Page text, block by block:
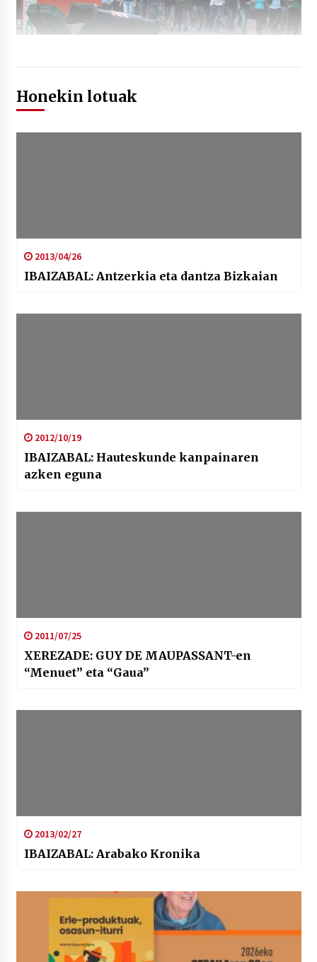
Honekin lotuak
2013/04/26
IBAIZABAL: Antzerkia eta dantza Bizkaian
2012/10/19
IBAIZABAL: Hauteskunde kanpainaren
azken eguna
2011/07/25
XEREZADE: GUY DE MAUPASSANT-en
“Menuet” eta “Gaua”
2013/02/27
IBAIZABAL: Arabako Kronika